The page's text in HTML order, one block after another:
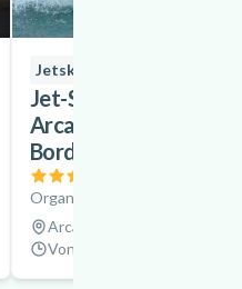
Jetski
Jet-Ski-Ausflüge in
Arcachon, in der
Bordeaux
Organisiert von
Arcachon, Frankreich
Von 45 Minuten bis 2